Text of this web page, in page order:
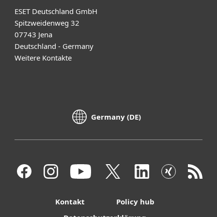
ESET Deutschland GmbH
Spitzweidenweg 32
07743 Jena
Deutschland - Germany
Weitere Kontakte
Germany (DE)
Kontakt
Policy hub